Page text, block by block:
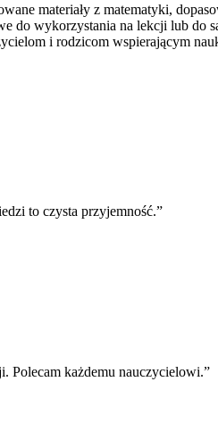
materiały z matematyki,
wykorzystania na lekcji lub do
i rodzicom wspierającym
to czysta przyjemność.”
Polecam każdemu nauczycielowi.”